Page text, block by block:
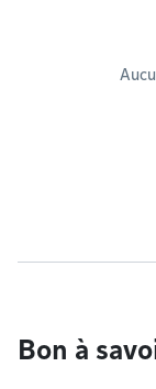
Bon à